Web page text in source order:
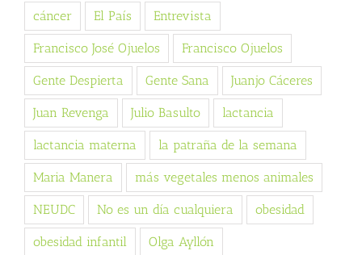
cáncer El País Entrevista
Francisco José Ojuelos Francisco Ojuelos
Gente Despierta Gente Sana Juanjo Cáceres
Juan Revenga Julio Basulto lactancia
lactancia materna la patraña de la semana
Maria Manera más vegetales menos animales
NEUDC No es un día cualquiera obesidad
obesidad infantil Olga Ayllón